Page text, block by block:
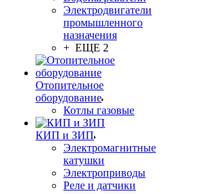
Электродвигатели
промышленного
назначения
+ ЕЩЕ 2
Отопительное
оборудование
Котлы газовые
КИП и ЗИП
Электромагнитные
катушки
Электроприводы
Реле и датчики